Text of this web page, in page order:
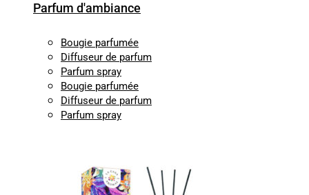
Parfum d'ambiance
Bougie parfumée
Diffuseur de parfum
Parfum spray
Bougie parfumée
Diffuseur de parfum
Parfum spray